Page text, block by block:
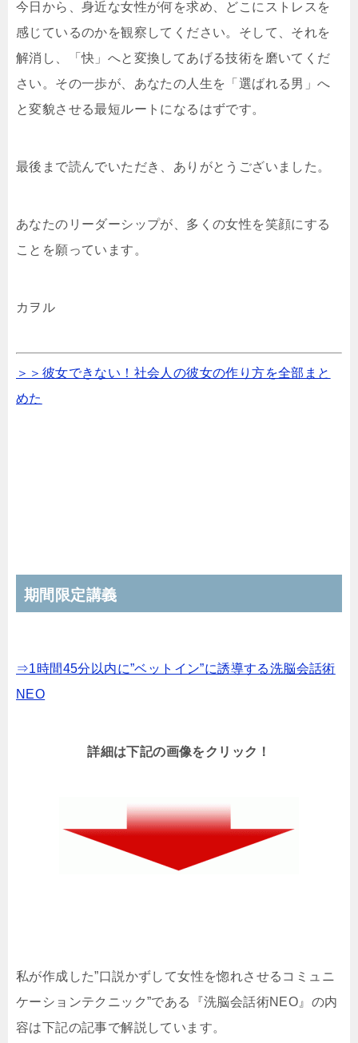
今日から、身近な女性が何を求め、どこにストレスを
感じているのかを観察してください。そして、それを
解消し、「快」へと変換してあげる技術を磨いてくだ
さい。その一歩が、あなたの人生を「選ばれる男」へ
と変貌させる最短ルートになるはずです。
最後まで読んでいただき、ありがとうございました。
あなたのリーダーシップが、多くの女性を笑顔にする
ことを願っています。
カヲル
＞＞彼女できない！社会人の彼女の作り方を全部まと
めた
期間限定講義
⇒1時間45分以内に”ベットイン”に誘導する洗脳会話術
NEO
詳細は下記の画像をクリック！
私が作成した”口説かずして女性を惚れさせるコミュニ
ケーションテクニック”である『洗脳会話術NEO』の内
容は下記の記事で解説しています。